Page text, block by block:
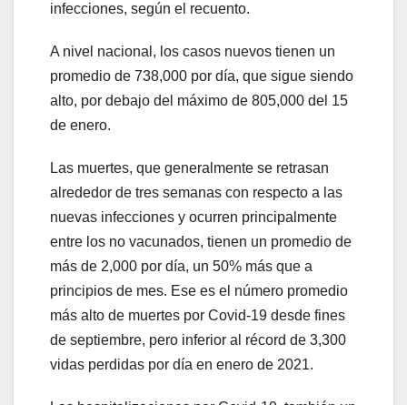
infecciones, según el recuento.
A nivel nacional, los casos nuevos tienen un
promedio de 738,000 por día, que sigue siendo
alto, por debajo del máximo de 805,000 del 15
de enero.
Las muertes, que generalmente se retrasan
alrededor de tres semanas con respecto a las
nuevas infecciones y ocurren principalmente
entre los no vacunados, tienen un promedio de
más de 2,000 por día, un 50% más que a
principios de mes. Ese es el número promedio
más alto de muertes por Covid-19 desde fines
de septiembre, pero inferior al récord de 3,300
vidas perdidas por día en enero de 2021.